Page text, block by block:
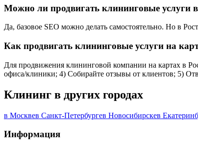
Можно ли продвигать клининговые услуги
Да, базовое SEO можно делать самостоятельно. Но в
Как продвигать клининговые услуги на
Для продвижения клининговой компании на картах в
офиса/клиники; 4) Собирайте отзывы от клиентов; 5)
Клининг в других городах
в Москвев Санкт-Петербургев Новосибирскев
Информация